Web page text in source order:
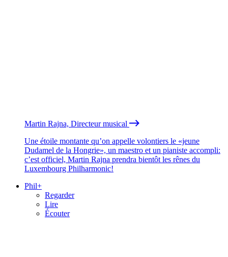
Martin Rajna, Directeur musical
Une étoile montante qu’on appelle volontiers le «jeune
Dudamel de la Hongrie», un maestro et un pianiste accompli:
c’est officiel, Martin Rajna prendra bientôt les rênes du
Luxembourg Philharmonic!
Phil+
Regarder
Lire
Écouter